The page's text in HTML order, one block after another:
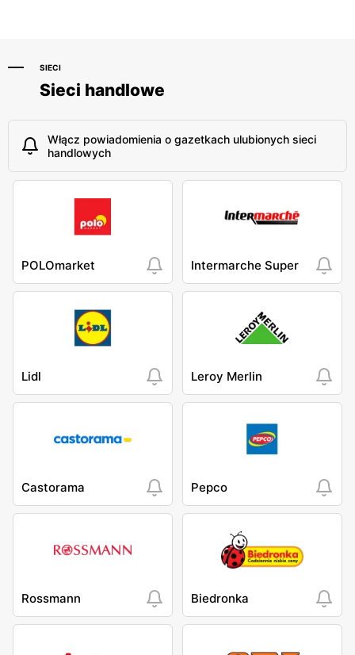
SIECI
Sieci handlowe
Włącz powiadomienia o gazetkach ulubionych sieci
handlowych
POLOmarket Intermarche Super
Lidl Leroy Merlin
Castorama Pepco
Rossmann Biedronka